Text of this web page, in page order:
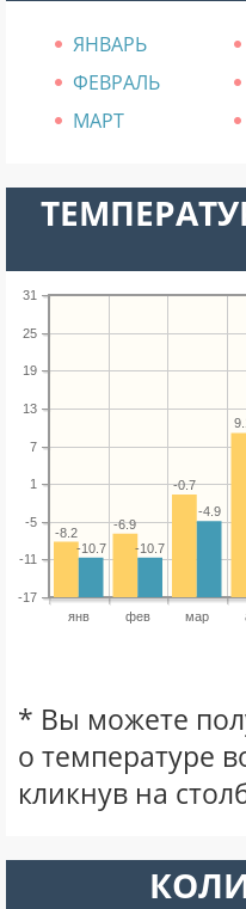
ЯНВАРЬ
ФЕВРАЛЬ
МАРТ
янв фев мар
-17
-11
-5
1
7
13
19
25
31
-0.7
-6.9
-8.2
-4.9
-10.7
-10.7
* Вы можете
о температуре
кликнув на